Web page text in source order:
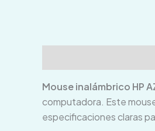
Mouse inalámbrico HP
computadora. Este
especificaciones claras